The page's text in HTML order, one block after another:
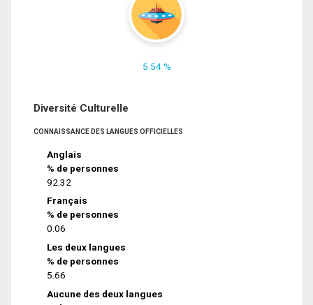
5.54 %
Diversité Culturelle
CONNAISSANCE DES LANGUES OFFICIELLES
Anglais
% de personnes
92.32
Français
% de personnes
0.06
Les deux langues
% de personnes
5.66
Aucune des deux langues